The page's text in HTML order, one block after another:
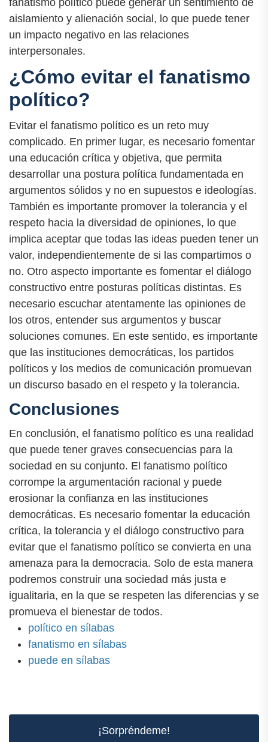
aislamiento y alienación social, lo que puede tener
un impacto negativo en las relaciones
interpersonales.
¿Cómo evitar el fanatismo
político?
Evitar el fanatismo político es un reto muy
complicado. En primer lugar, es necesario fomentar
una educación crítica y objetiva, que permita
desarrollar una postura política fundamentada en
argumentos sólidos y no en supuestos e ideologías.
También es importante promover la tolerancia y el
respeto hacia la diversidad de opiniones, lo que
implica aceptar que todas las ideas pueden tener un
valor, independientemente de si las compartimos o
no. Otro aspecto importante es fomentar el diálogo
constructivo entre posturas políticas distintas. Es
necesario escuchar atentamente las opiniones de
los otros, entender sus argumentos y buscar
soluciones comunes. En este sentido, es importante
que las instituciones democráticas, los partidos
políticos y los medios de comunicación promuevan
un discurso basado en el respeto y la tolerancia.
Conclusiones
En conclusión, el fanatismo político es una realidad
que puede tener graves consecuencias para la
sociedad en su conjunto. El fanatismo político
corrompe la argumentación racional y puede
erosionar la confianza en las instituciones
democráticas. Es necesario fomentar la educación
crítica, la tolerancia y el diálogo constructivo para
evitar que el fanatismo político se convierta en una
amenaza para la democracia. Solo de esta manera
podremos construir una sociedad más justa e
igualitaria, en la que se respeten las diferencias y se
promueva el bienestar de todos.
político en sílabas
fanatismo en sílabas
puede en sílabas
¡Sorpréndeme!